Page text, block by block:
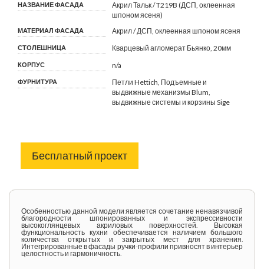
НАЗВАНИЕ ФАСАДА
Акрил Тальк / T219B (ДСП, оклеенная
шпоном ясеня)
МАТЕРИАЛ ФАСАДА Акрил / ДСП, оклеенная шпоном ясеня
СТОЛЕШНИЦА Кварцевый агломерат Бьянко, 20мм
КОРПУС n/a
ФУРНИТУРА
Петли Hettich, Подъемные и
выдвижные механизмы Blum,
выдвижные системы и корзины Sige
Бесплатный проект
Особенностью данной модели является сочетание ненавязчивой
благородности шпонированных и экспрессивности
высокоглянцевых акриловых поверхностей. Высокая
функциональность кухни обеспечивается наличием большого
количества открытых и закрытых мест для хранения.
Интегрированные в фасады ручки-профили привносят в интерьер
целостность и гармоничность.